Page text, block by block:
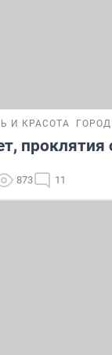
И КРАСОТА ГОРОД
проклятия
873 11